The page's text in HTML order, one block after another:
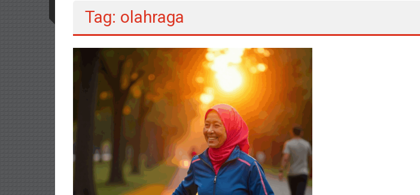
Tag: olahraga